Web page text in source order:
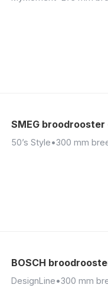
SMEG broodrooster
50’s Style•300 mm
BOSCH
DesignLine•300 mm